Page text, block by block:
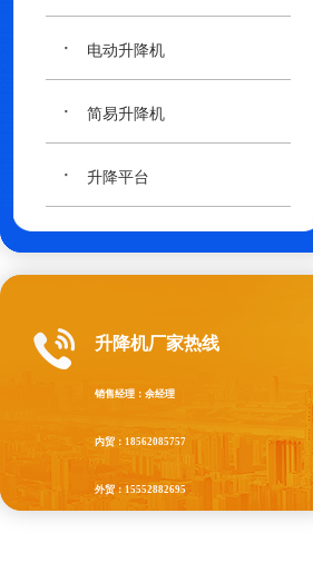
· 电动升降机
· 简易升降机
· 升降平台
升降机厂家热线
销售经理：余经理
内贸：18562085757
外贸：15552882695